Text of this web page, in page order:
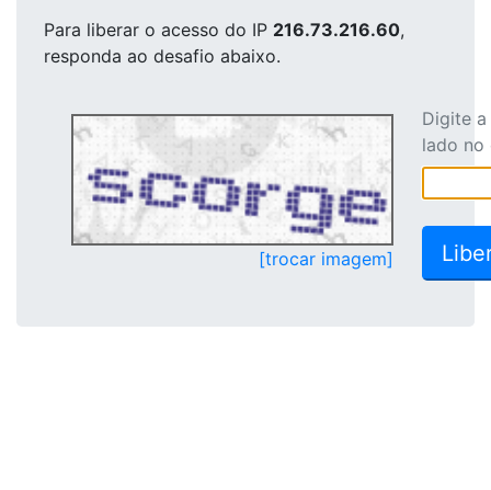
Para liberar o acesso do IP 216.73.216.60,
responda ao desafio abaixo.
[trocar imagem]
Digite
lado no